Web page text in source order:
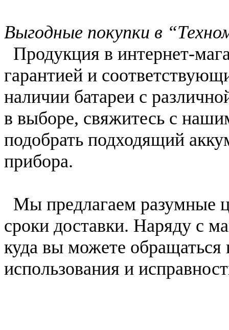
Выгодные покупки в
Продукция в интернет-
гарантией и
наличии батареи с
в выборе, свяжитесь с
подобрать подходящий
прибора.
Мы предлагаем разумные
сроки доставки. Наряду с
куда вы можете
использования и